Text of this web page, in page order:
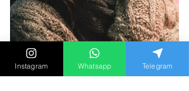
Instagram Whatsapp Telegram